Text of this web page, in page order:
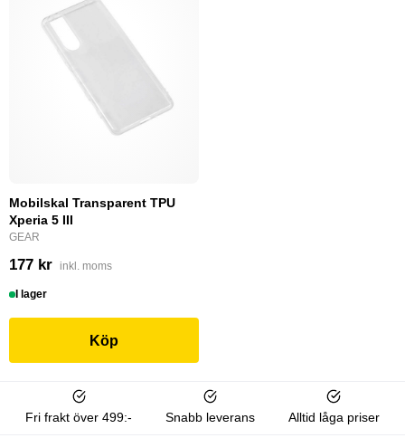
Mobilskal Transparent TPU
Xperia 5 III
GEAR
177 kr inkl. moms
I lager
Köp
Fri frakt över 499:- Snabb leverans Alltid låga priser